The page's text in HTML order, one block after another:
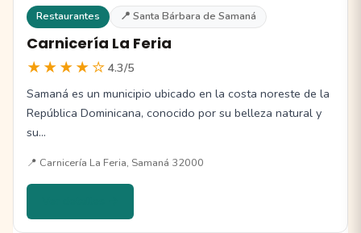
Restaurantes 📍 Santa Bárbara de Samaná
Carnicería La Feria
★★★★☆ 4.3/5
Samaná es un municipio ubicado en la costa noreste de la
República Dominicana, conocido por su belleza natural y
su…
📍 Carnicería La Feria, Samaná 32000